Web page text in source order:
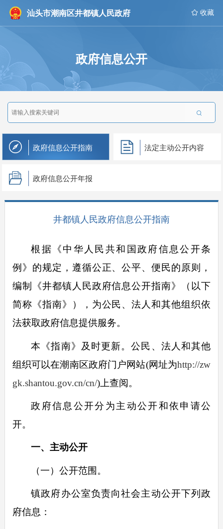
汕头市潮南区井都镇人民政府  收藏
政府信息公开

政府信息公开指南 法定主动公开内容
政府信息公开年报
井都镇人民政府信息公开指南
根据《中华人民共和国政府信息公开条
例》的规定，遵循公正、公平、便民的原则，
编制《井都镇人民政府信息公开指南》（以下
简称《指南》），为公民、法人和其他组织依
法获取政府信息提供服务。
本《指南》及时更新。公民、法人和其他
组织可以在潮南区政府门户网站(网址为http://zw
gk.shantou.gov.cn/cn/)上查阅。
政府信息公开分为主动公开和依申请公
开。
一、主动公开
（一）公开范围。
镇政府办公室负责向社会主动公开下列政
府信息：